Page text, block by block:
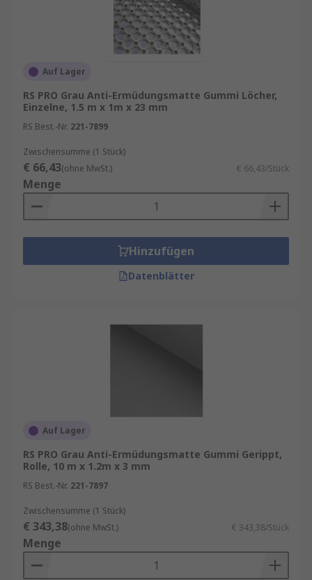
Auf Lager
RS PRO Grau Anti-Ermüdungsmatte Gummi Löcher,
Einzelne, 1.5 m x 1m x 23 mm
RS Best.-Nr. 221-7899
Zwischensumme (1 Stück)
€ 66,43(ohne MwSt.) € 66,43/Stück
Menge
Hinzufügen
Datenblätter
Auf Lager
RS PRO Grau Anti-Ermüdungsmatte Gummi Gerippt,
Rolle, 10 m x 1.2m x 3 mm
RS Best.-Nr. 221-7897
Zwischensumme (1 Stück)
€ 343,38(ohne MwSt.) € 343,38/Stück
Menge